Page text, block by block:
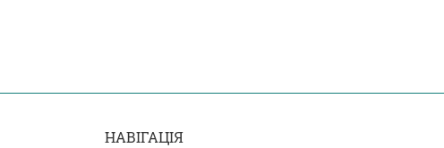
НАВІГАЦІЯ